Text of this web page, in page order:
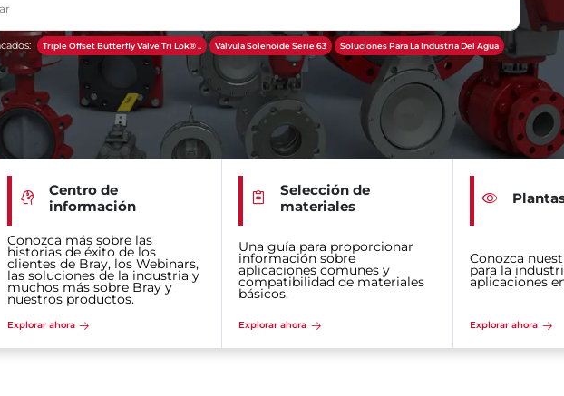
Triple Offset Butterfly Valve Tri Lok® .. Válvula Solenoide Serie 63 Soluciones Para La Industria Del Agua
Centro de
información
Conozca más sobre las
historias de éxito de los
clientes de Bray, los Webinars,
las soluciones de la industria y
muchos más sobre Bray y
nuestros productos.
Explorar ahora
Selección de
materiales
Una guía para proporcionar
información sobre
aplicaciones comunes y
compatibilidad de materiales
básicos.
Explorar ahora
Conozca
para la
aplicaciones
Explorar ahora